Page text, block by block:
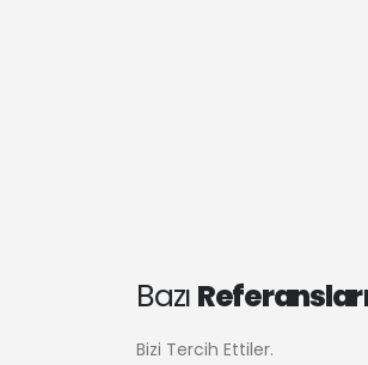
Bazı
Bizi Tercih Ettiler.